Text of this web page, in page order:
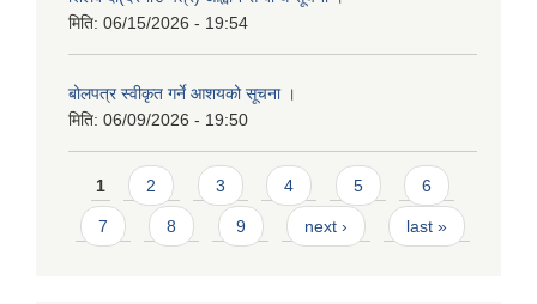
मिति: 06/15/2026 - 19:54
बोलपत्र स्वीकृत गर्ने आशयको सूचना ।
मिति: 06/09/2026 - 19:50
Pages
1 2 3 4 5 6
7 8 9 next › last »